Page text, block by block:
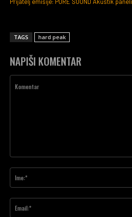
Prijatelj emisije: PURE SOUND Akustik paneli
TAGS hard peak
NAPIŠI KOMENTAR